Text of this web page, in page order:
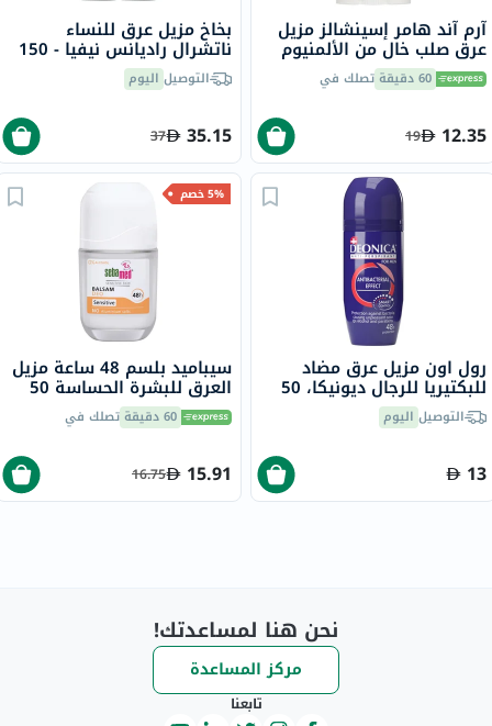
آرم آند هامر إسينشالز مزيل
عرق صلب خالٍ من الألمنيوم
بمزيلات عرق طبيعية، برائحة
النظافة، 71 جرام
60 دقيقة تصلك في
12.35
19
بخاخ مزيل عرق للنساء
ناتشرال راديانس نيفيا - 150
مل × 2التوصيل اليوم
35.15
37
رول اون مزيل عرق مضاد
للبكتيريا للرجال ديونيكا، 50
ملالتوصيل اليوم
13
5% خصم
سيباميد بلسم 48 ساعة مزيل
العرق للبشرة الحساسة 50
مل 60 دقيقة تصلك في
15.91
16.75
نحن هنا لمساعدتك!
مركز المساعدة
تابعنا